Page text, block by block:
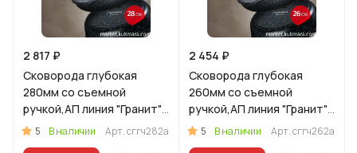
2 817 ₽
Сковорода глубокая
280мм со съемной
ручкой,АП линия "Гранит"
(черный)
5 В наличии Арт.сггч282а
2 454 ₽
Сковорода глубокая
260мм со съемной
ручкой,АП линия "Гранит"
(черный)
5 В наличии Арт.сггч262а